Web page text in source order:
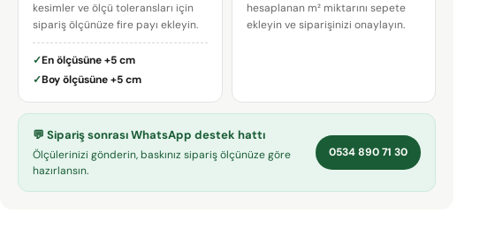
kesimler ve ölçü toleransları için
sipariş ölçünüze fire payı ekleyin.
✓En ölçüsüne+5 cm
✓Boy ölçüsüne+5 cm
hesaplanan m² miktarını sepete
ekleyin ve siparişinizi onaylayın.
💬 Sipariş sonrası WhatsApp destek hattı
Ölçülerinizi gönderin, baskınız sipariş ölçünüze göre
hazırlansın.
0534 890 71 30
Bu ürünü paylaş
KOPYALA
Facebook'ta
Paylaş
X'te
paylaş
Pinterest'teki
Pin
E-
posta
adresiniz
Telefonunuz